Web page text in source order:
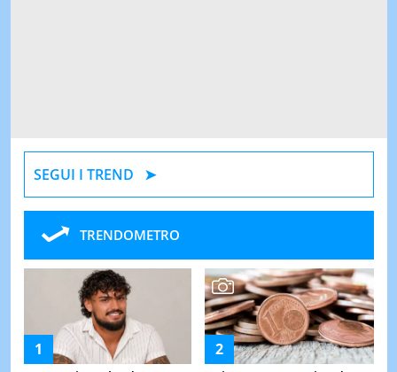
SEGUI I TREND
TRENDOMETRO